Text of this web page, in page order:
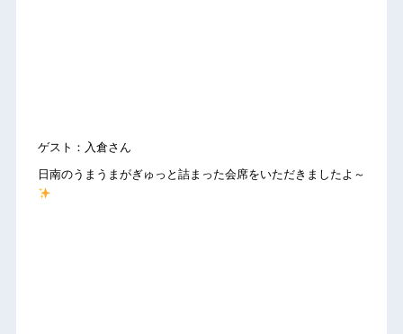
ゲスト：入倉さん
日南のうまうまがぎゅっと詰まった会席をいただきましたよ～